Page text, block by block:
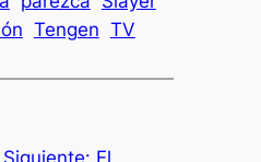
Tengen TV
Siguiente: El